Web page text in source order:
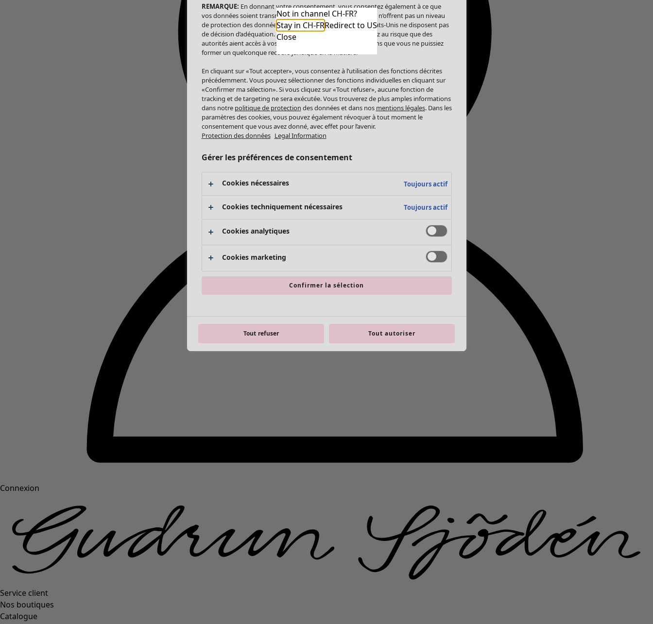
Connexion
Service client
Nos boutiques
Catalogue
Not in channel CH-FR?
Stay in CH-FRRedirect to US
Close
REMARQUE: En donnant votre consentement, vous consentez également à ce que
vos données soient transmises aux États-Unis. Les États-Unis n’offrent pas un niveau
de protection des données comparable à celui de l’UE. Les États-Unis ne disposent pas
de décision d’adéquation. Par conséquent, vous vous exposez au risque que des
autorités aient accès à vos données à caractère personnel sans que vous ne puissiez
former un quelconque recours juridique en la matière.
En cliquant sur «Tout accepter», vous consentez à l’utilisation des fonctions décrites
précédemment. Vous pouvez sélectionner des fonctions individuelles en cliquant sur
«Confirmer ma sélection». Si vous cliquez sur «Tout refuser», aucune fonction de
tracking et de targeting ne sera exécutée. Vous trouverez de plus amples informations
dans notre politique de protection des données et dans nos mentions légales. Dans les
paramètres des cookies, vous pouvez également révoquer à tout moment le
consentement que vous avez donné, avec effet pour l’avenir.
Protection des données Legal Information
Gérer les préférences de consentement
Cookies nécessaires Toujours actif
Cookies techniquement nécessaires Toujours actif
Cookies analytiques
Cookies marketing
Confirmer la sélection
Tout refuser Tout autoriser